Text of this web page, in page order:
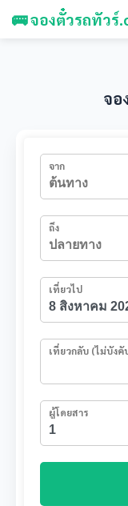
🚌 จองตั๋วรถทัวร์
จอ
จาก
ถึง
เที่ยวไป
เที่ยวกลับ (ไม่บังคั
ผู้โดยสาร